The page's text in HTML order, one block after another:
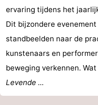
ervaring tijdens het
Dit bijzondere
standbeelden naar de
kunstenaars en
beweging verkennen.
Levende ...